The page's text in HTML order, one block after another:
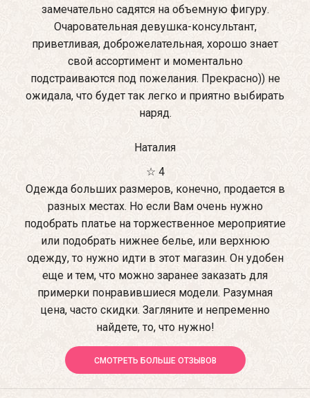
замечательно садятся на объемную фигуру.
Очаровательная девушка-консультант,
приветливая, доброжелательная, хорошо знает
свой ассортимент и моментально
подстраиваются под пожелания. Прекрасно)) не
ожидала, что будет так легко и приятно выбирать
наряд.
Наталия
☆ 4
Одежда больших размеров, конечно, продается в
разных местах. Но если Вам очень нужно
подобрать платье на торжественное мероприятие
или подобрать нижнее белье, или верхнюю
одежду, то нужно идти в этот магазин. Он удобен
еще и тем, что можно заранее заказать для
примерки понравившиеся модели. Разумная
цена, часто скидки. Загляните и непременно
найдете, то, что нужно!
СМОТРЕТЬ БОЛЬШЕ ОТЗЫВОВ